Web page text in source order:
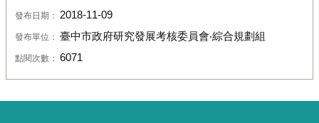
發布日期： 2018-11-09
發布單位： 臺中市政府研究發展考核委員會‧綜合規劃組
點閱次數： 6071